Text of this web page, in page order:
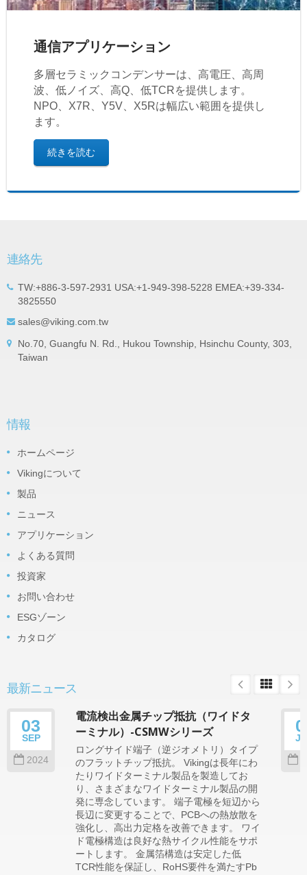
通信アプリケーション
多層セラミックコンデンサーは、高電圧、高周
波、低ノイズ、高Q、低TCRを提供します。
NPO、X7R、Y5V、X5Rは幅広い範囲を提供し
ます。
続きを読む
連絡先
TW:+886-3-597-2931 USA:+1-949-398-5228 EMEA:+39-334-
3825550
sales@viking.com.tw
No.70, Guangfu N. Rd., Hukou Township, Hsinchu County, 303,
Taiwan
情報
ホームページ
Vikingについて
製品
ニュース
アプリケーション
よくある質問
投資家
お問い合わせ
ESGゾーン
カタログ
最新ニュース
03
SEP
2024
電流検出金属チップ抵抗（ワイドタ
ーミナル）-CSMWシリーズ
ロングサイド端子（逆ジオメトリ）タイプ
のフラットチップ抵抗。 Vikingは長年にわ
たりワイドターミナル製品を製造してお
り、さまざまなワイドターミナル製品の開
発に専念しています。 端子電極を短辺から
長辺に変更することで、PCBへの熱放散を
強化し、高出力定格を改善できます。 ワイ
ド電極構造は良好な熱サイクル性能をサポ
ートします。 金属箔構造は安定した低
TCR性能を保証し、RoHS要件を満たすPb